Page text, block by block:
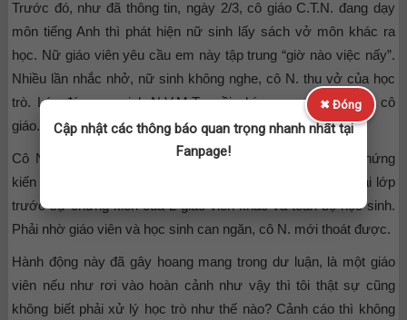
Trước đó, như đã thông tin, ngày 2/3, cô giáo C.T.N. đang dạy
môn tiếng Anh thì phát hiện nữ sinh lấy sách vở môn khác ra
học. Nữ giáo viên yêu cầu em này tập trung “giờ nào việc nấy”.
Nhiều lần nhắc nhở, nữ sinh không nghe, cô N. thu vở của học
trò. Lúc đó, nam sinh N.V.M.T. ngồi phía sau văng tục với cô
giáo.
Cô N. mời 2 giáo viên khác dạy ở lớp bên cạnh sang chứng
kiến vụ việc và răn đe. T. vẫn chửi, bóp cổ cô giáo ngay tại lớp
trước sự chứng kiến của 2 giáo viên khác và toàn bộ học sinh.
Phải nhờ giáo viên và học sinh can ngăn, cô N. mới thoát được.
Hành động này đã gây hoang mang trong dư luận, là một giáo
viên nếu như rơi vào hoàn cảnh như vậy thì tôi thật sự cũng
không biết phải xử lý học trò như thế nào? Cảnh cáo thì không
✖ Đóng
Cập nhật các thông báo quan trọng nhanh nhất tại
Fanpage!